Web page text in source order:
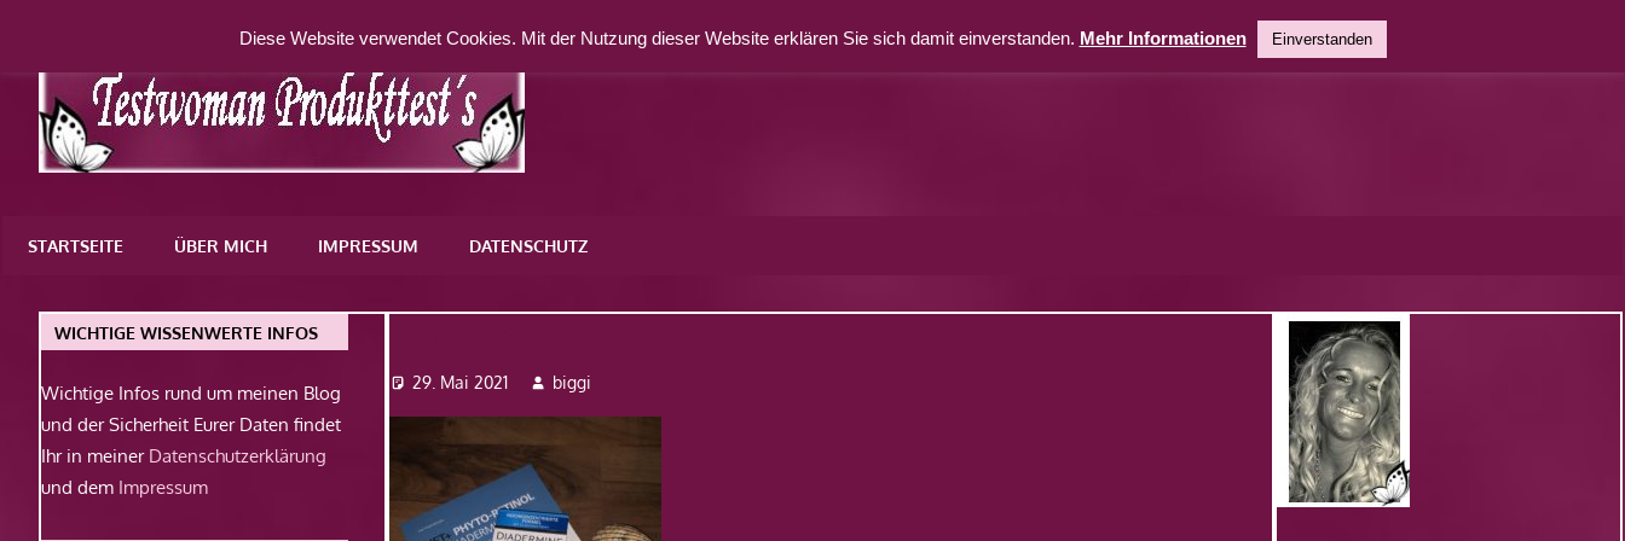
springen
WordPress-
STARTSEITE ÜBER MICH IMPRESSUM DATENSCHUTZ
29. Mai 2021 biggi
WICHTIGE WISSENWERTE INFOS
Wichtige Infos rund um meinen Blog
und der Sicherheit Eurer Daten findet
Ihr in meiner Datenschutzerklärung
und dem Impressum
Diese Website verwendet Cookies. Mit der Nutzung dieser Website erklären Sie sich damit einverstanden. Mehr Informationen Einverstanden